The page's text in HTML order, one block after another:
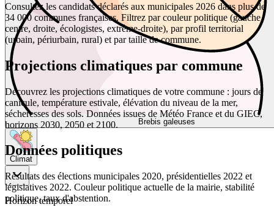
Brebis galeuses
Climat
Horizon temporel
Consultez les candidats déclarés aux municipales 2026 dans plus de
34 000 communes françaises. Filtrez par couleur politique (gauche,
centre, droite, écologistes, extrême-droite), par profil territorial
(urbain, périurbain, rural) et par taille de commune.
Projections climatiques par commune
Découvrez les projections climatiques de votre commune : jours de
canicule, température estivale, élévation du niveau de la mer,
sécheresses des sols. Données issues de Météo France et du GIEC,
horizons 2030, 2050 et 2100.
Données politiques
Résultats des élections municipales 2020, présidentielles 2022 et
législatives 2022. Couleur politique actuelle de la mairie, stabilité
politique, taux d'abstention.